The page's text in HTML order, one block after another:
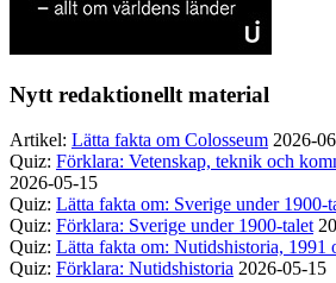
Nytt redaktionellt material
Artikel: Lätta fakta om Colosseum 2026-
Quiz: Förklara: Vetenskap, teknik och
2026-05-15
Quiz: Lätta fakta om: Sverige under 1900-
Quiz: Förklara: Sverige under 1900-talet
Quiz: Lätta fakta om: Nutidshistoria, 1991
Quiz: Förklara: Nutidshistoria 2026-05-15